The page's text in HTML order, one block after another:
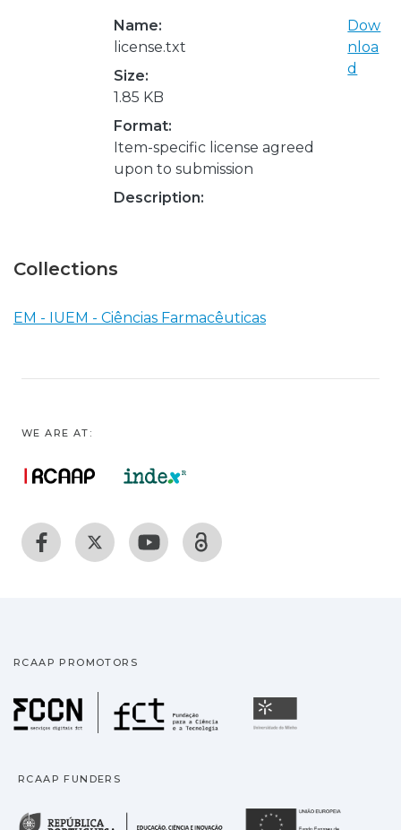
Name:
license.txt
Size:
1.85 KB
Format:
Item-specific license agreed
upon to submission
Description:
Dow
nloa
d
Collections
EM - IUEM - Ciências Farmacêuticas
WE ARE AT:
RCAAP PROMOTORS
Fundação para a
RCAAP FUNDERS
República Portuguesa